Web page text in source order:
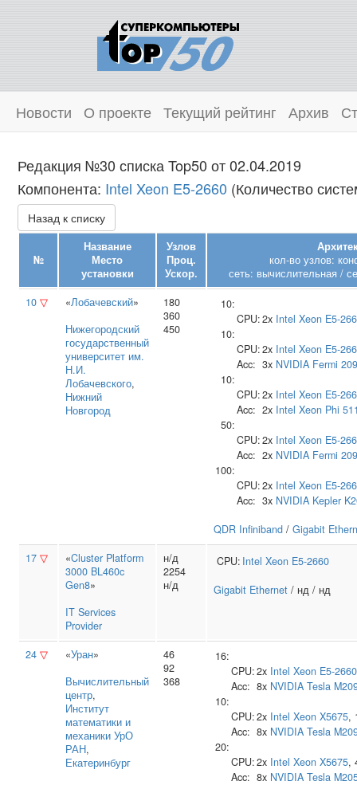
Новости О проекте Текущий рейтинг Архив
Редакция №30 списка Top50 от 02.04.2019
Компонента: Intel Xeon E5-2660 (Количество
Назад к списку
№
Название
Место
установки
Узлов
Проц.
Ускор.
кол-во узлов:
сеть: вычислительная /
10 ▽ «Лобачевский»
Нижегородский
государственный
университет им.
Н.И.
Лобачевского,
Нижний
Новгород
180
360
450
10:
CPU:2x Intel Xeon E5-
10:
CPU:2x Intel Xeon E5-
Acc: 3x NVIDIA Fermi
10:
CPU:2x Intel Xeon E5-
Acc: 2x Intel Xeon Phi
50:
CPU:2x Intel Xeon E5-
Acc: 2x NVIDIA Fermi
100:
CPU:2x Intel Xeon E5-
Acc: 3x NVIDIA Kepler
QDR Infiniband / Gigabit
17 ▽ «Cluster Platform
3000 BL460c
Gen8»
IT Services
Provider
н/д
2254
н/д
CPU: Intel Xeon E5-2660
Gigabit Ethernet / нд / нд
24 ▽ «Уран»
Вычислительный
центр,
Институт
математики и
механики УрО
РАН,
Екатеринбург
46
92
368
16:
CPU:2x Intel Xeon E5-2660
Acc: 8x NVIDIA Tesla
10:
CPU:2x Intel Xeon X5675,
Acc: 8x NVIDIA Tesla
20:
CPU:2x Intel Xeon X5675,
Acc: 8x NVIDIA Tesla